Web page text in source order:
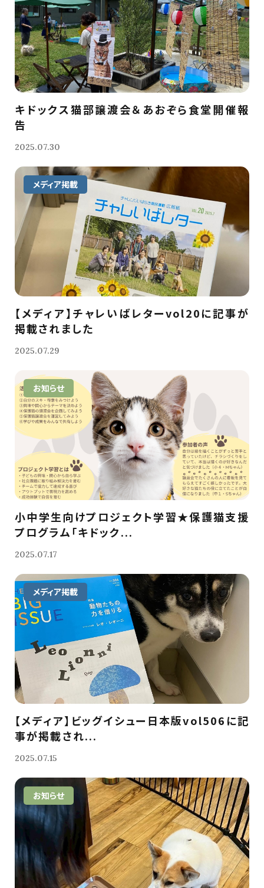
キドックス猫部譲渡会＆あおぞら食堂開催報
告
2025.07.30
メディア掲載
【メディア】チャレいばレターvol20に記事が
掲載されました
2025.07.29
お知らせ
小中学生向けプロジェクト学習★保護猫支援
プログラム「キドック...
2025.07.17
メディア掲載
【メディア】ビッグイシュー日本版vol506に記
事が掲載され...
2025.07.15
お知らせ